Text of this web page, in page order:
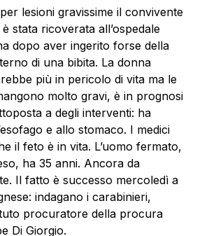
lesioni gravissime il convivente
stata ricoverata all’ospedale
dopo aver ingerito forse della
di una bibita. La donna
più in pericolo di vita ma le
molto gravi, è in prognosi
a degli interventi: ha
e allo stomaco. I medici
il feto è in vita. L’uomo fermato,
ha 35 anni. Ancora da
Il fatto è successo mercoledì a
indagano i carabinieri,
procuratore della procura
Di Giorgio.